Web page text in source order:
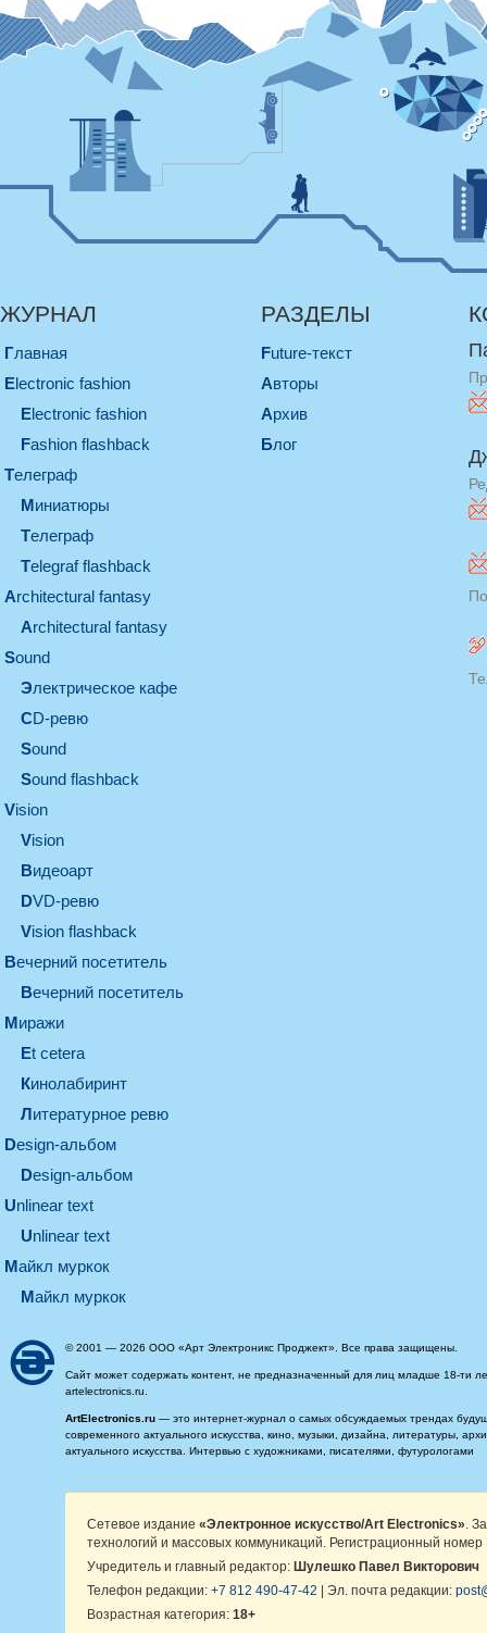
ЖУРНАЛ
Главная
electronic fashion
electronic fashion
Fashion flashback
телеграф
миниатюры
телеграф
Telegraf flashback
architectural fantasy
architectural fantasy
sound
электрическое кафе
CD-ревю
sound
Sound flashback
vision
vision
видеоарт
DVD-ревю
Vision flashback
вечерний посетитель
вечерний посетитель
миражи
et cetera
кинолабиринт
литературное ревю
design-альбом
design-альбом
unlinear text
Unlinear text
майкл муркок
майкл муркок
РАЗДЕЛЫ
Future-текст
Авторы
Архив
Блог
© 2001 — 2026 ООО «Арт Электроникс Проджект». Все права защищены.
Сайт может содержать контент, не предназначенный для лиц младше 18-ти
artelectronics.ru.
ArtElectronics.ru — это интернет-журнал о самых обсуждаемых трендах
современного актуального искусства, кино, музыки, дизайна, литературы,
актуального искусства. Интервью с художниками, писателями, футурологами
Сетевое издание «Электронное искусство/Art Electronics» .
технологий и массовых коммуникаций. Регистрационный
Учредитель и главный редактор: Шулешко Павел Викторович
Телефон редакции: +7 812 490-47-42 | Эл. почта редакции:
Возрастная категория: 18+